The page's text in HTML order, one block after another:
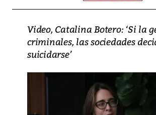
Video, Catalina Botero: ‘Si la
criminales, las sociedades
suicidarse’